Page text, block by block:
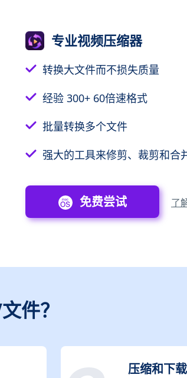
专业视频压缩器
转换大文件而不损失质量
经验 300+ 60倍速格式
批量转换多个文件
强大的工具来修剪、裁剪和合
免费尝试 了
件？
压缩和下载